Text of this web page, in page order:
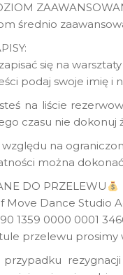
średnio
się na
podaj swoje imię i
na liście
czasu nie dokonuj
na
można
DO PRZELEWU
Move Dance Studio
1359 0000 0001
przelewu prosimy